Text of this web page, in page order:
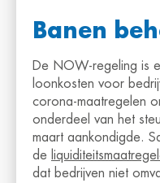
Banen
De NOW-regeling is
loonkosten voor
corona-maatregelen
onderdeel van het
maart aankondigde.
de
dat bedrijven niet